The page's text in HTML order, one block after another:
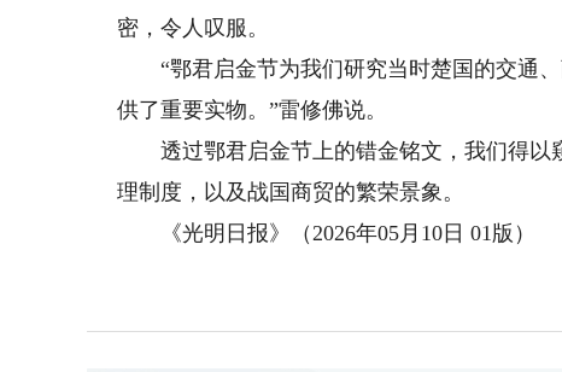
密，令人叹服。
“鄂君启金节为我们研究当时楚国的交通、
供了重要实物。”雷修佛说。
透过鄂君启金节上的错金铭文，我们得以
理制度，以及战国商贸的繁荣景象。
《光明日报》（2026年05月10日 01版）